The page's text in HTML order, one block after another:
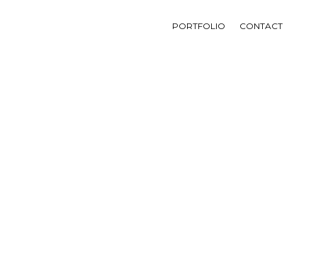
PORTFOLIO CONTACT